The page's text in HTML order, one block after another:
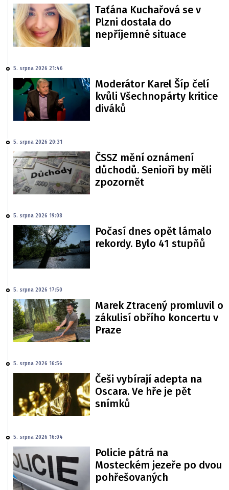
Taťána Kuchařová se v
Plzni dostala do
nepříjemné situace
5. srpna 2026 21:46
Moderátor Karel Šíp čelí
kvůli Všechnopárty kritice
diváků
5. srpna 2026 20:31
ČSSZ mění oznámení
důchodů. Senioři by měli
zpozornět
5. srpna 2026 19:08
Počasí dnes opět lámalo
rekordy. Bylo 41 stupňů
5. srpna 2026 17:50
Marek Ztracený promluvil o
zákulisí obřího koncertu v
Praze
5. srpna 2026 16:56
Češi vybírají adepta na
Oscara. Ve hře je pět
snímků
5. srpna 2026 16:04
Policie pátrá na
Mosteckém jezeře po dvou
pohřešovaných